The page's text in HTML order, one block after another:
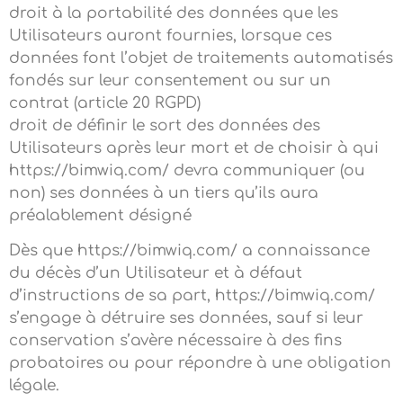
droit à la portabilité des données que les
Utilisateurs auront fournies, lorsque ces
données font l’objet de traitements automatisés
fondés sur leur consentement ou sur un
contrat (article 20 RGPD)
droit de définir le sort des données des
Utilisateurs après leur mort et de choisir à qui
https://bimwiq.com/ devra communiquer (ou
non) ses données à un tiers qu’ils aura
préalablement désigné
Dès que https://bimwiq.com/ a connaissance
du décès d’un Utilisateur et à défaut
d’instructions de sa part, https://bimwiq.com/
s’engage à détruire ses données, sauf si leur
conservation s’avère nécessaire à des fins
probatoires ou pour répondre à une obligation
légale.